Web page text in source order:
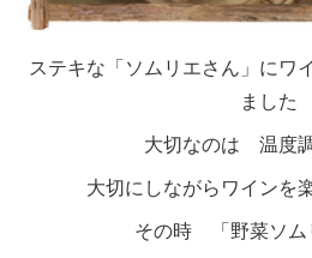
ステキな「ソムリエさん」にワ
ました
大切なのは 温度
大切にしながらワインを
その時 「野菜ソム